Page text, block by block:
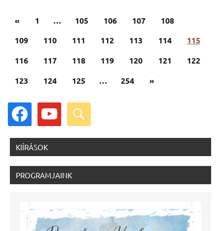
Bejegyzések
lapozása
«Előző
1 … 105 106 107
108
109
110 111 112 113 114
115
116
117 118 119 120 121
122
123
124 125 … 254
Következő
»
facebook youtube search
KIÍRÁSOK
PROGRAMJAINK